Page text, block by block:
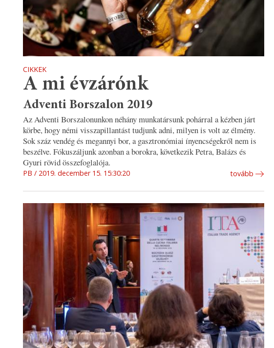
CIKKEK
A mi évzárónk
Adventi Borszalon 2019
Az Adventi Borszalonunkon néhány munkatársunk pohárral a kézben járt
körbe, hogy némi visszapillantást tudjunk adni, milyen is volt az élmény.
Sok száz vendég és megannyi bor, a gasztronómiai ínyencségekről nem is
beszélve. Fókuszáljunk azonban a borokra, következik Petra, Balázs és
Gyuri rövid összefoglalója.
PB 2019. december 15. 15:30:20 tovább